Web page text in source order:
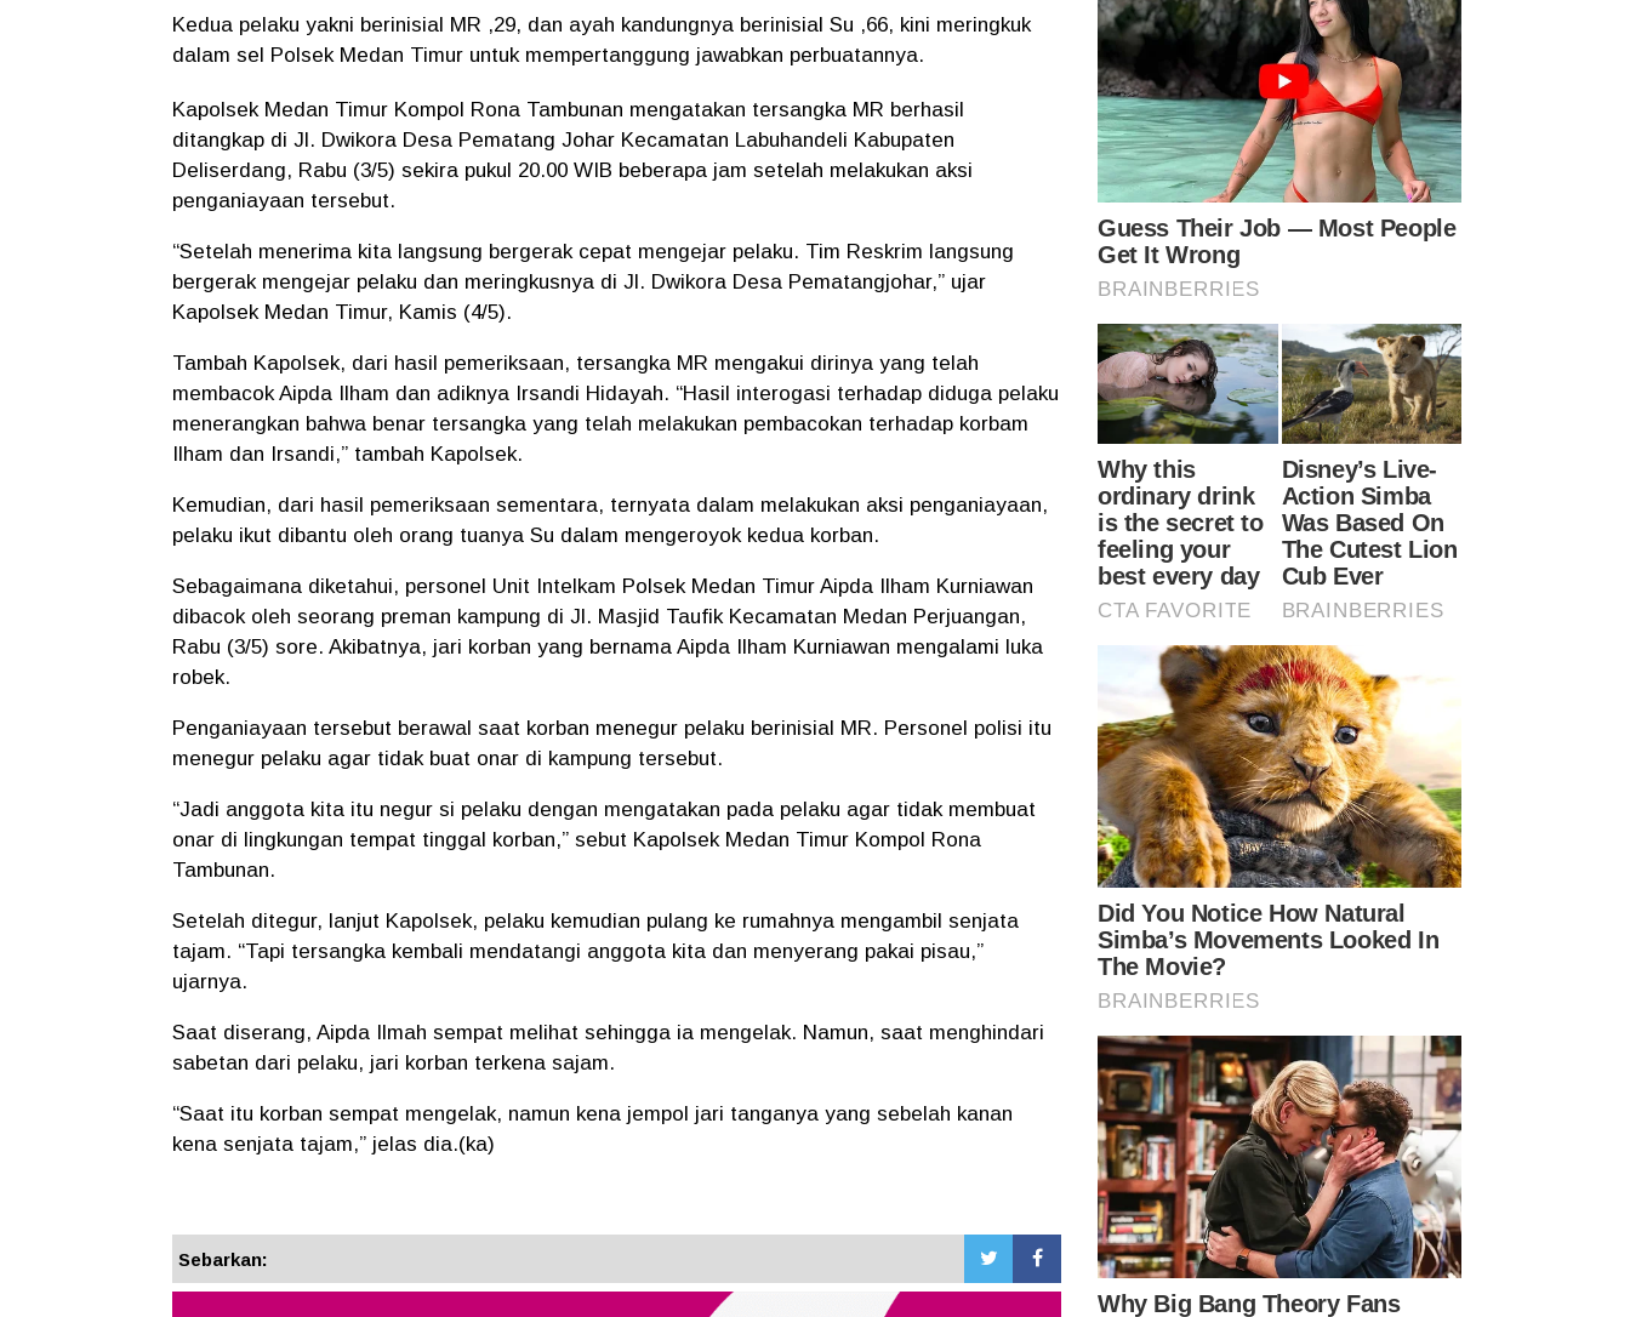
Kedua pelaku yakni berinisial MR ,29, dan ayah kandungnya berinisial Su ,66, kini meringkuk
dalam sel Polsek Medan Timur untuk mempertanggung jawabkan perbuatannya.
Kapolsek Medan Timur Kompol Rona Tambunan mengatakan tersangka MR berhasil
ditangkap di Jl. Dwikora Desa Pematang Johar Kecamatan Labuhandeli Kabupaten
Deliserdang, Rabu (3/5) sekira pukul 20.00 WIB beberapa jam setelah melakukan aksi
penganiayaan tersebut.
“Setelah menerima kita langsung bergerak cepat mengejar pelaku. Tim Reskrim langsung
bergerak mengejar pelaku dan meringkusnya di Jl. Dwikora Desa Pematangjohar,” ujar
Kapolsek Medan Timur, Kamis (4/5).
Tambah Kapolsek, dari hasil pemeriksaan, tersangka MR mengakui dirinya yang telah
membacok Aipda Ilham dan adiknya Irsandi Hidayah. “Hasil interogasi terhadap diduga pelaku
menerangkan bahwa benar tersangka yang telah melakukan pembacokan terhadap korbam
Ilham dan Irsandi,” tambah Kapolsek.
Kemudian, dari hasil pemeriksaan sementara, ternyata dalam melakukan aksi penganiayaan,
pelaku ikut dibantu oleh orang tuanya Su dalam mengeroyok kedua korban.
Sebagaimana diketahui, personel Unit Intelkam Polsek Medan Timur Aipda Ilham Kurniawan
dibacok oleh seorang preman kampung di Jl. Masjid Taufik Kecamatan Medan Perjuangan,
Rabu (3/5) sore. Akibatnya, jari korban yang bernama Aipda Ilham Kurniawan mengalami luka
robek.
Penganiayaan tersebut berawal saat korban menegur pelaku berinisial MR. Personel polisi itu
menegur pelaku agar tidak buat onar di kampung tersebut.
“Jadi anggota kita itu negur si pelaku dengan mengatakan pada pelaku agar tidak membuat
onar di lingkungan tempat tinggal korban,” sebut Kapolsek Medan Timur Kompol Rona
Tambunan.
Setelah ditegur, lanjut Kapolsek, pelaku kemudian pulang ke rumahnya mengambil senjata
tajam. “Tapi tersangka kembali mendatangi anggota kita dan menyerang pakai pisau,”
ujarnya.
Saat diserang, Aipda Ilmah sempat melihat sehingga ia mengelak. Namun, saat menghindari
sabetan dari pelaku, jari korban terkena sajam.
“Saat itu korban sempat mengelak, namun kena jempol jari tanganya yang sebelah kanan
kena senjata tajam,” jelas dia.(ka)
Sebarkan: